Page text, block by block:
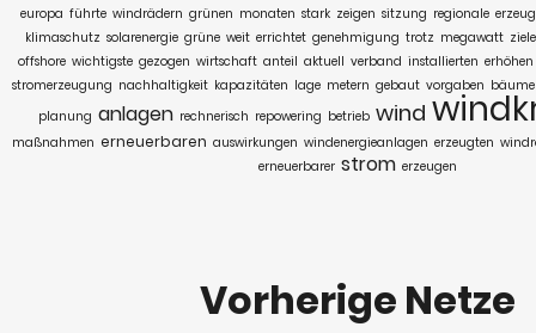
europa führte windrädern grünen monaten stark zeigen sitzung regionale
klimaschutz solarenergie grüne weit errichtet genehmigung trotz megawatt ziele
offshore wichtigste gezogen wirtschaft anteil aktuell verband installierten erhöhen
stromerzeugung nachhaltigkeit kapazitäten lage metern gebaut vorgaben bäume
planung anlagen rechnerisch repowering betrieb wind
maßnahmen erneuerbaren auswirkungen windenergieanlagen erzeugten
erneuerbarer strom erzeugen
Vorherige Netze